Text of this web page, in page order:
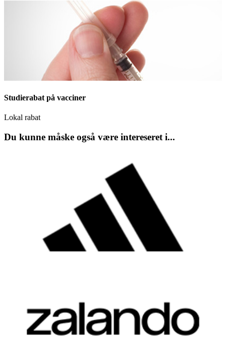
Studierabat på vacciner
Lokal rabat
Du kunne måske også være intereseret i...